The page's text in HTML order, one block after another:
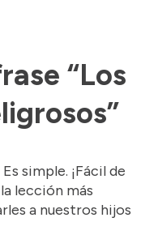
“Los
simple. ¡Fácil de
lección más
a nuestros hijos